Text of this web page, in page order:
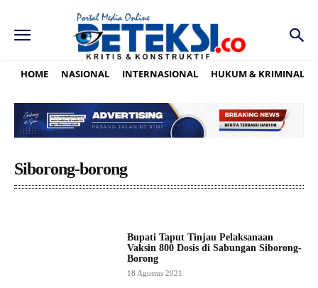
HOME NASIONAL INTERNASIONAL HUKUM & KRIMINAL
Siborong-borong
Bupati Taput Tinjau Pelaksanaan
Vaksin 800 Dosis di Sabungan Siborong-
Borong
18 Agustus 2021